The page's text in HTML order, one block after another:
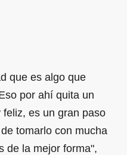
que es algo que
por ahí quita un
es un gran paso
tomarlo con mucha
de la mejor forma",